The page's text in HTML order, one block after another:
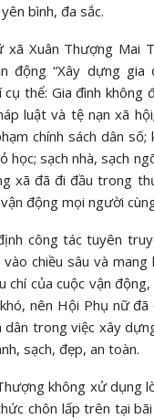
bình, đa sắc.
Xuân Thượng Mai
động “Xây dựng gia
cụ thể: Gia đình không
luật và tệ nạn xã
chính sách dân
học; sạch nhà, sạch
xã đã đi đầu trong
động mọi người
công tác tuyên
chiều sâu và mang
của cuộc vận
nên Hội Phụ nữ
dân trong việc xây
sạch, đẹp, an toàn.
không xử dụng
chôn lấp trên tại